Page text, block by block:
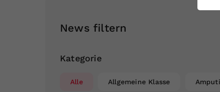
News filtern
Kategorie
Alle Allgemeine Klasse